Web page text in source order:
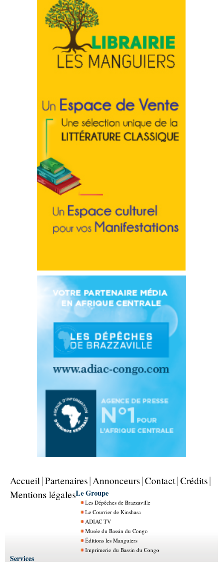
Accueil Partenaires Annonceurs Contact Crédits
Mentions légalesLe Groupe
Les Dépêches de Brazzaville
Le Courrier de Kinshasa
ADIAC TV
Musée du Bassin du Congo
Éditions les Manguiers
Imprimerie du Bassin du Congo
Services